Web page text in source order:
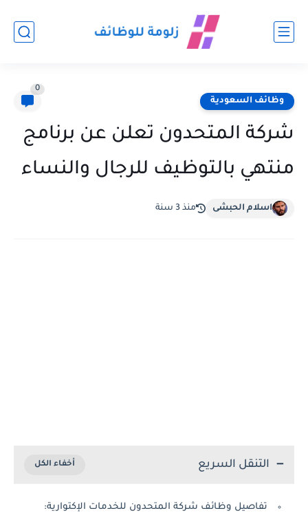
وظائف السعودية
0
شركة المتحدون تعلن عن برنامج
منتهي بالتوظيف للرجال والنساء
اسلام الحبشى منذ 3 سنة
التنقل السريع
تفاصيل وظائف شركة المتحدون للخدمات الإكتوارية: